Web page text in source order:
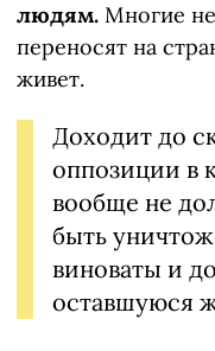
людям. Многие
переносят на
живет.
Доходит до
оппозиции в
вообще не
быть
виноваты и
оставшуюся